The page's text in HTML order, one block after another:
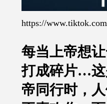
https://
每当上帝想
打成碎片…这
帝同行时，